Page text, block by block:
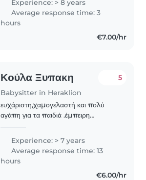
αρέσει να περνώ τον χρόνο μαζί τους
δημιουργικά και να..
Experience: > 8 years
Average response time: 3
hours
€7.00/hr
Κούλα Ξυπακη
Babysitter in Heraklion
5
ευχάριστη,χαμογελαστή και πολύ
αγάπη για τα παιδιά .έμπειρη
βρεφικό τμήμα
Experience: > 7 years
Average response time: 13
hours
€6.00/hr